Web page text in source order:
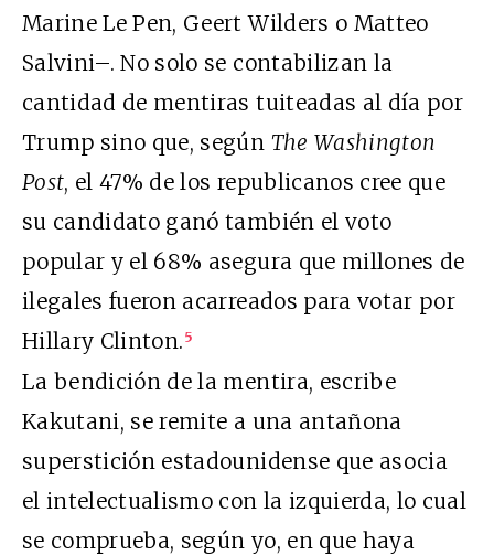
Marine Le Pen, Geert Wilders o Matteo
Salvini–. No solo se contabilizan la
cantidad de mentiras tuiteadas al día por
Trump sino que, según The Washington
Post, el 47% de los republicanos cree que
su candidato ganó también el voto
popular y el 68% asegura que millones de
ilegales fueron acarreados para votar por
Hillary Clinton. 5
La bendición de la mentira, escribe
Kakutani, se remite a una antañona
superstición estadounidense que asocia
el intelectualismo con la izquierda, lo cual
se comprueba, según yo, en que haya